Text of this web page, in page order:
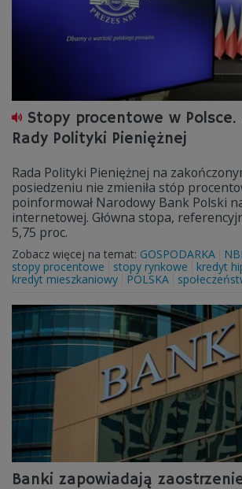
Stopy procentowe w
Rady Polityki Pieniężnej
Rada Polityki Pieniężnej na
posiedzeniu nie zmieniła stóp
poinformował Narodowy Bank Polski
internetowej. Główna stopa,
5,75 proc.
Zobacz więcej na temat: GOSPODARKA
stopy procentowe
stopy rynkowe
kredyt
kredyt mieszkaniowy
POLSKA
Banki zapowiadają